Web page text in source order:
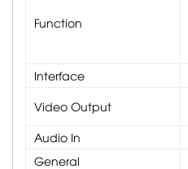
Function
Interface
Video Output
Audio In
General